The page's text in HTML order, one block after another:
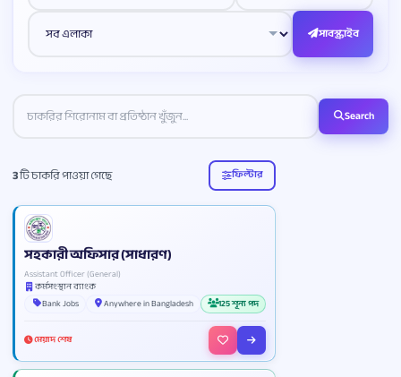
সাবস্ক্রাইব
Search
3টি চাকরি পাওয়া গেছে ফিল্টার
সহকারী অফিসার (সাধারণ)
Assistant Officer (General)
কর্মসংস্থান ব্যাংক
Bank Jobs
Anywhere in Bangladesh 125 শূন্য পদ
মেয়াদ শেষ